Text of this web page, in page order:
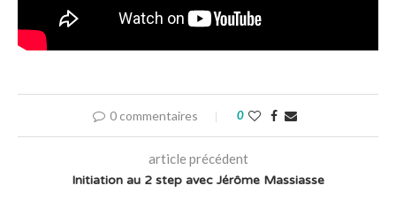
0 commentaires 0
article précédent
Initiation au 2 step avec Jérôme Massiasse